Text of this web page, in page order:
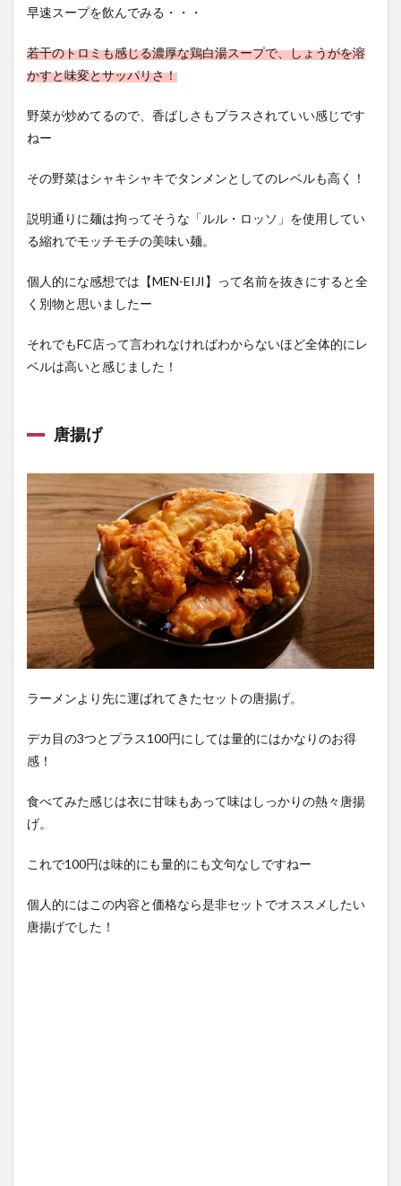
早速スープを飲んでみる・・・
若干のトロミも感じる濃厚な鶏白湯スープで、しょうがを溶
かすと味変とサッパリさ！
野菜が炒めてるので、香ばしさもプラスされていい感じです
ねー
その野菜はシャキシャキでタンメンとしてのレベルも高く！
説明通りに麺は拘ってそうな「ルル・ロッソ」を使用してい
る縮れでモッチモチの美味い麺。
個人的にな感想では【MEN-EIJI】って名前を抜きにすると全
く別物と思いましたー
それでもFC店って言われなければわからないほど全体的にレ
ベルは高いと感じました！
唐揚げ
ラーメンより先に運ばれてきたセットの唐揚げ。
デカ目の3つとプラス100円にしては量的にはかなりのお得
感！
食べてみた感じは衣に甘味もあって味はしっかりの熱々唐揚
げ。
これで100円は味的にも量的にも文句なしですねー
個人的にはこの内容と価格なら是非セットでオススメしたい
唐揚げでした！